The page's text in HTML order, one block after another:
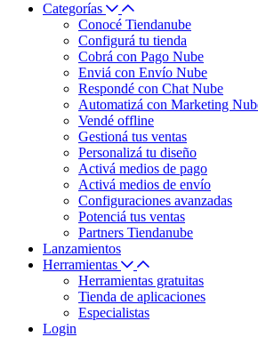
Categorías
Conocé Tiendanube
Configurá tu tienda
Cobrá con Pago Nube
Enviá con Envío Nube
Respondé con Chat Nube
Automatizá con Marketing
Vendé offline
Gestioná tus ventas
Personalizá tu diseño
Activá medios de pago
Activá medios de envío
Configuraciones avanzadas
Potenciá tus ventas
Partners Tiendanube
Lanzamientos
Herramientas
Herramientas gratuitas
Tienda de aplicaciones
Especialistas
Login